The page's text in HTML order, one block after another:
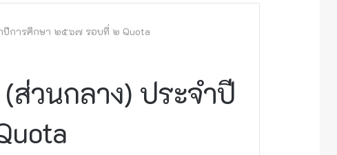
ปีการศึกษา ๒๕๖๗ รอบที่ ๒ Quota
วนกลาง) ประจำปี